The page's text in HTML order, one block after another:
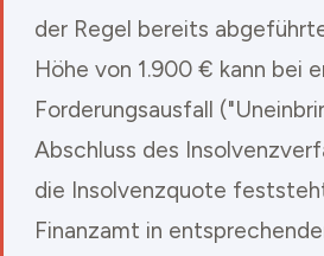
der Regel bereits
Höhe von 1.900 € kann bei
Forderungsausfall
Abschluss des
die Insolvenzquote
Finanzamt in